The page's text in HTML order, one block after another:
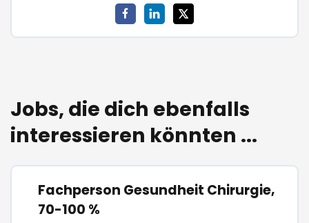
Jobs, die dich ebenfalls
interessieren könnten ...
Fachperson Gesundheit Chirurgie,
70-100 %